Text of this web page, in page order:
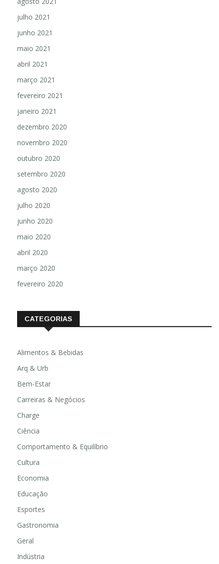
julho 2021
junho 2021
maio 2021
abril 2021
março 2021
fevereiro 2021
janeiro 2021
dezembro 2020
novembro 2020
outubro 2020
setembro 2020
agosto 2020
julho 2020
junho 2020
maio 2020
abril 2020
março 2020
fevereiro 2020
CATEGORIAS
Alimentos & Bebidas
Arq & Urb
Bem-Estar
Carreiras & Negócios
Charge
Ciência
Comportamento & Equilíbrio
Cultura
Economia
Educação
Esportes
Gastronomia
Geral
Indústria